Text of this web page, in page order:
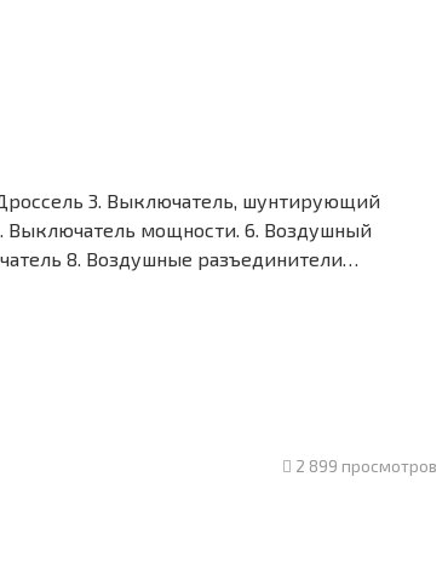
3. Выключатель, шунтирующий
Выключатель мощности. 6. Воздушный
8. Воздушные разъединители…
2 899 просмотров